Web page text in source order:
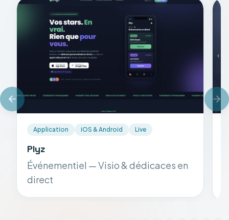
Application iOS & Android Live
Plyz
Événementiel — Visio & dédicaces en
direct